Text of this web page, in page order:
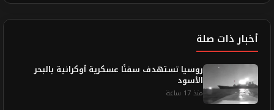
أخبار ذات صلة
روسيا تستهدف سفنًا عسكرية أوكرانية بالبحر
الأسود
منذ 17 ساعة